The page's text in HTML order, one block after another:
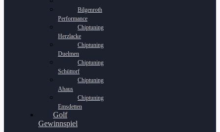
Bilgenroth
Performance
Chiptuning
Herzlacke
Chiptuning
Duelmen
Chiptuning
Schüttorf
Chiptuning
Ahaus
Chiptuning
Emsdetten
Golf
Gewinnspiel